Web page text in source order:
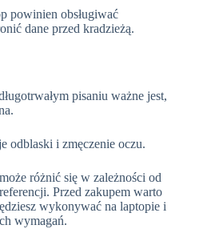
powinien obsługiwać
dane przed kradzieżą.
pisaniu ważne jest,
odblaski i zmęczenie oczu.
różnić się w zależności od
Przed zakupem warto
wykonywać na laptopie i
wymagań.